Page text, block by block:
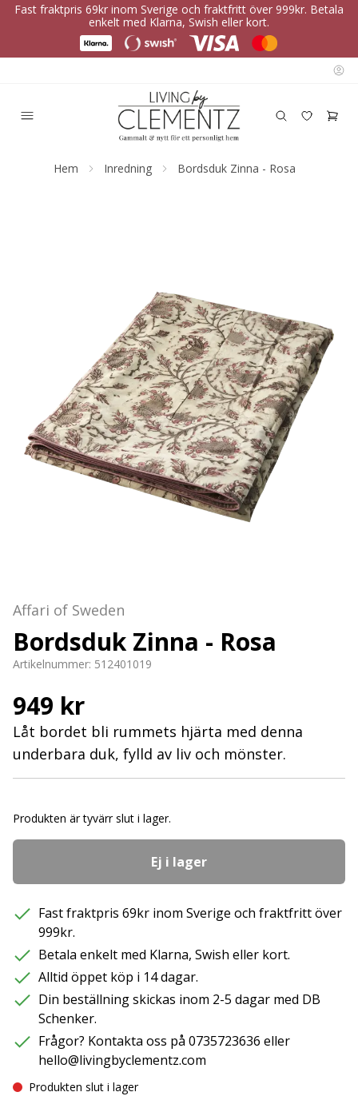
Fast fraktpris 69kr inom Sverige och fraktfritt över 999kr. Betala
enkelt med Klarna, Swish eller kort.
Hem Inredning Bordsduk Zinna - Rosa
Affari of Sweden
Bordsduk Zinna - Rosa
Artikelnummer: 512401019
949 kr
Låt bordet bli rummets hjärta med denna
underbara duk, fylld av liv och mönster.
Produkten är tyvärr slut i lager.
Ej i lager
Fast fraktpris 69kr inom Sverige och fraktfritt över
999kr.
Betala enkelt med Klarna, Swish eller kort.
Alltid öppet köp i 14 dagar.
Din beställning skickas inom 2-5 dagar med DB
Schenker.
Frågor? Kontakta oss på 0735723636 eller
hello@livingbyclementz.com
Produkten slut i lager